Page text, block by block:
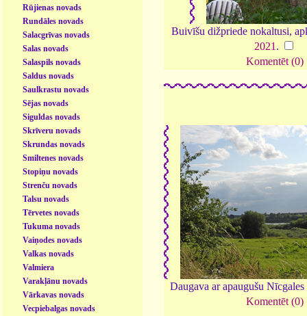
Rūjienas novads
Rundāles novads
Salacgrīvas novads
Salas novads
Salaspils novads
Saldus novads
Saulkrastu novads
Sējas novads
Siguldas novads
Skrīveru novads
Skrundas novads
Smiltenes novads
Stopiņu novads
Strenču novads
Talsu novads
Tērvetes novads
Tukuma novads
Vaiņodes novads
Valkas novads
Valmiera
Varakļānu novads
Vārkavas novads
Vecpiebalgas novads
Buivīšu dižpriede nokaltusi,
2021 .
Komentēt (0)
Daugava ar apaugušu
Komentēt (0)